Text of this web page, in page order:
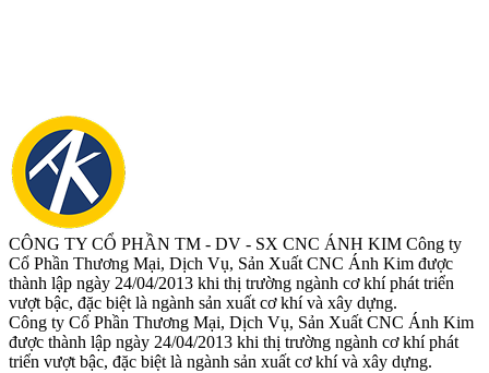
CÔNG TY CỔ PHẦN TM - DV - SX CNC ÁNH KIM Công ty
Cổ Phần Thương Mại, Dịch Vụ, Sản Xuất CNC Ánh Kim được
thành lập ngày 24/04/2013 khi thị trường ngành cơ khí phát triển
vượt bậc, đặc biệt là ngành sản xuất cơ khí và xây dựng.
Công ty Cổ Phần Thương Mại, Dịch Vụ, Sản Xuất CNC Ánh Kim
được thành lập ngày 24/04/2013 khi thị trường ngành cơ khí phát
triển vượt bậc, đặc biệt là ngành sản xuất cơ khí và xây dựng.